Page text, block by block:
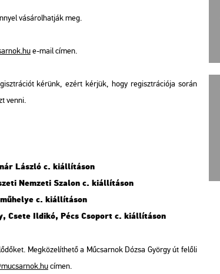
vá­sá­rol­hat­ják meg.
e-mail címen.
ké­rünk, ezért kér­jük, hogy re­giszt­rá­ci­ó­ja során
venni.
Lász­ló c. ki­ál­lí­tá­son
Nem­ze­ti Sza­lon c. ki­ál­lí­tá­son
c. ki­ál­lí­tá­son
Csete Il­di­kó, Pécs Cso­port c. ki­ál­lí­tá­son
Meg­kö­ze­lít­he­tő a Mű­csar­nok Dózsa György út fe­lő­li
címen.